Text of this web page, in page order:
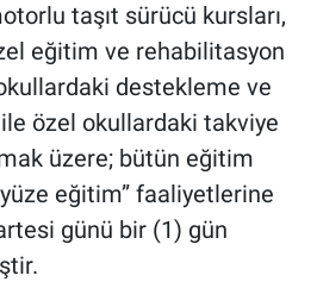
taşıt sürücü kursları,
eğitim ve rehabilitasyon
destekleme ve
özel okullardaki takviye
üzere; bütün eğitim
eğitim” faaliyetlerine
günü bir (1) gün